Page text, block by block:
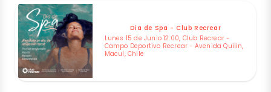
Dia de Spa - Club Recrear
Lunes 15 de Junio 12:00, Club Recrear -
Campo Deportivo Recrear - Avenida Quilin,
Macul, Chile